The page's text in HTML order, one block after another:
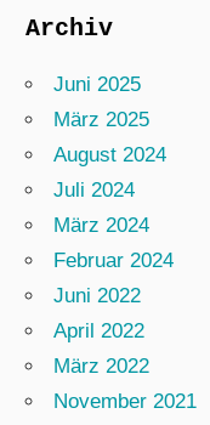
Archiv
Juni 2025
März 2025
August 2024
Juli 2024
März 2024
Februar 2024
Juni 2022
April 2022
März 2022
November 2021